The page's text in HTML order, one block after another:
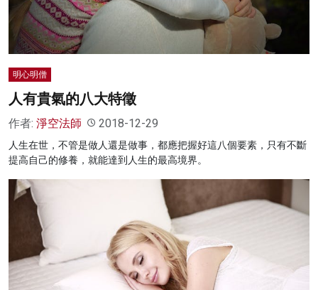
明心明僧
人有貴氣的八大特徵
作者: 淨空法師 2018-12-29
人生在世，不管是做人還是做事，都應把握好這八個要素，只有不斷
提高自己的修養，就能達到人生的最高境界。